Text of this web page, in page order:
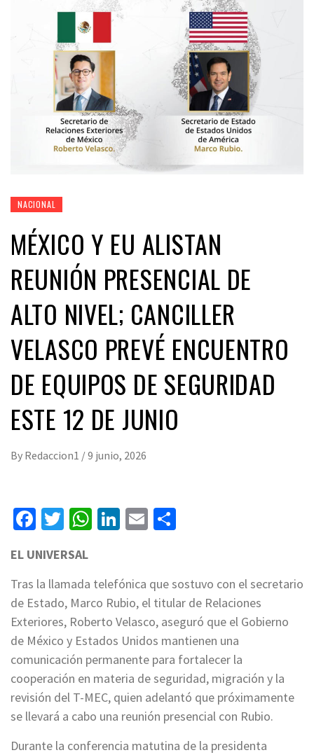
NACIONAL
MÉXICO Y EU ALISTAN
REUNIÓN PRESENCIAL DE
ALTO NIVEL; CANCILLER
VELASCO PREVÉ ENCUENTRO
DE EQUIPOS DE SEGURIDAD
ESTE 12 DE JUNIO
By Redaccion1 /9 junio, 2026
Facebook
Twitter
WhatsApp
LinkedIn
Email
EL UNIVERSAL
Tras la llamada telefónica que sostuvo con el secretario
de Estado, Marco Rubio, el titular de Relaciones
Exteriores, Roberto Velasco, aseguró que el Gobierno
de México y Estados Unidos mantienen una
comunicación permanente para fortalecer la
cooperación en materia de seguridad, migración y la
revisión del T-MEC, quien adelantó que próximamente
se llevará a cabo una reunión presencial con Rubio.
Durante la conferencia matutina de la presidenta